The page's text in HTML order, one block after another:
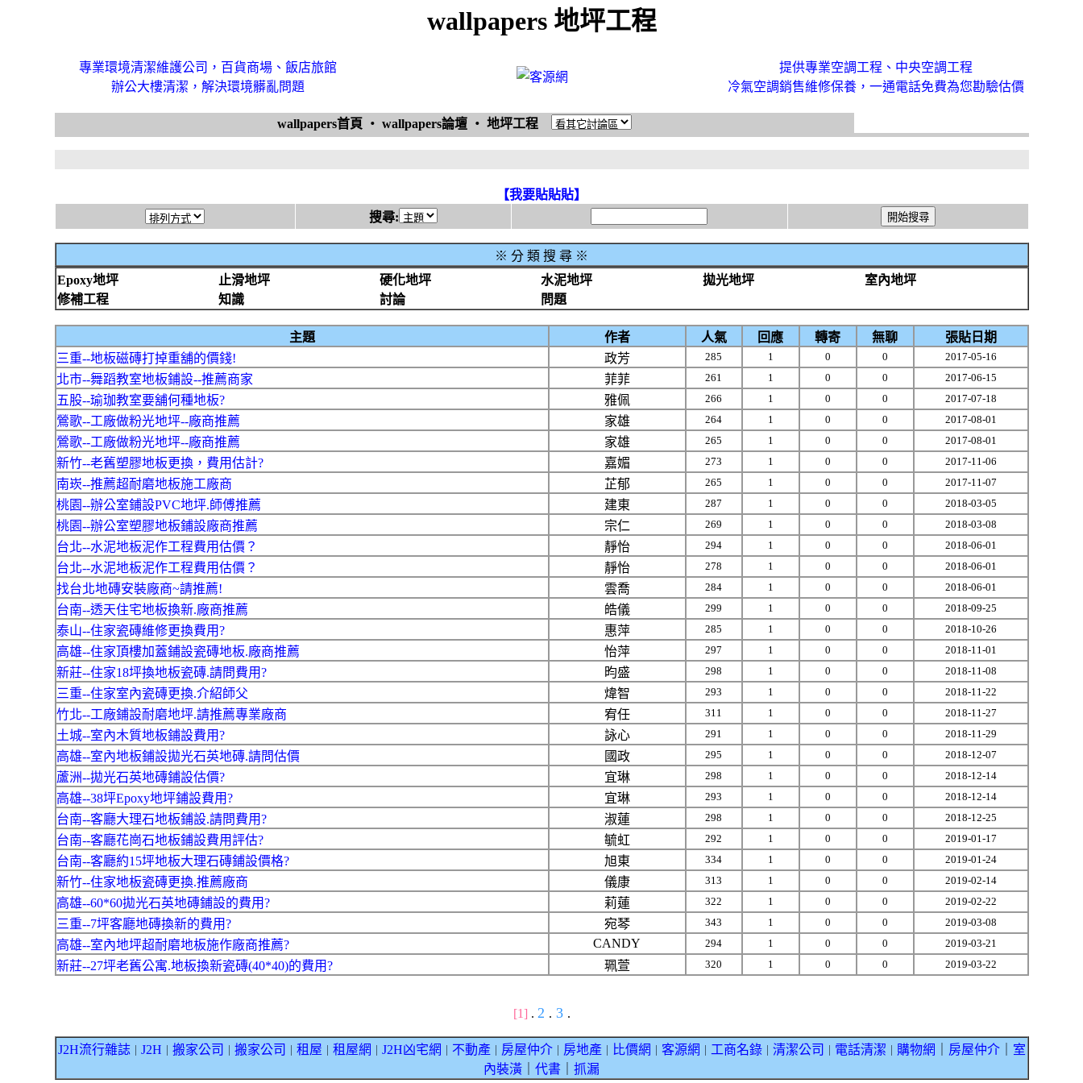
wallpapers 地坪工程
專業環境清潔維護公司，百貨商場、飯店旅館
辦公大樓清潔，解決環境髒亂問題
提供專業空調工程、中央空調工程
冷氣空調銷售維修保養，一通電話免費為您勘驗估價
wallpapers首頁 ‧ wallpapers論壇 ‧ 地坪工程
【我要貼貼貼】
搜尋:
※ 分 類 搜 尋 ※
Epoxy地坪
止滑地坪 硬化地坪 水泥地坪 拋光地坪
室內地坪
修補工程
知識 討論 問題
主題 作者 人氣 回應 轉寄 無聊
張貼日期
三重--地板磁磚打掉重舖的價錢!
政芳 285 1 0 0 2017-05-16
北市--舞蹈教室地板鋪設--推薦商家 菲菲 261 1 0 0 2017-06-15
五股--瑜珈教室要舖何種地板? 雅佩 266 1 0 0 2017-07-18
鶯歌--工廠做粉光地坪--廠商推薦 家雄 264 1 0 0 2017-08-01
鶯歌--工廠做粉光地坪--廠商推薦 家雄 265 1 0 0 2017-08-01
新竹--老舊塑膠地板更換，費用估計? 嘉媚 273 1 0 0 2017-11-06
南崁--推薦超耐磨地板施工廠商 芷郁 265 1 0 0 2017-11-07
桃園--辦公室鋪設PVC地坪.師傅推薦 建東 287 1 0 0 2018-03-05
桃園--辦公室塑膠地板鋪設廠商推薦 宗仁 269 1 0 0 2018-03-08
台北--水泥地板泥作工程費用估價？ 靜怡 294 1 0 0 2018-06-01
台北--水泥地板泥作工程費用估價？ 靜怡 278 1 0 0 2018-06-01
找台北地磚安裝廠商~請推薦! 雲喬 284 1 0 0 2018-06-01
台南--透天住宅地板換新.廠商推薦 皓儀 299 1 0 0 2018-09-25
泰山--住家瓷磚維修更換費用? 惠萍 285 1 0 0 2018-10-26
高雄--住家頂樓加蓋鋪設瓷磚地板.廠商推薦 怡萍 297 1 0 0 2018-11-01
新莊--住家18坪換地板瓷磚.請問費用? 昀盛 298 1 0 0 2018-11-08
三重--住家室內瓷磚更換.介紹師父 煒智 293 1 0 0 2018-11-22
竹北--工廠鋪設耐磨地坪.請推薦專業廠商 宥任 311 1 0 0 2018-11-27
土城--室內木質地板鋪設費用? 詠心 291 1 0 0 2018-11-29
高雄--室內地板鋪設拋光石英地磚.請問估價 國政 295 1 0 0 2018-12-07
蘆洲--拋光石英地磚鋪設估價? 宜琳 298 1 0 0 2018-12-14
高雄--38坪Epoxy地坪鋪設費用? 宜琳 293 1 0 0 2018-12-14
台南--客廳大理石地板鋪設.請問費用? 淑蓮 298 1 0 0 2018-12-25
台南--客廳花崗石地板鋪設費用評估? 毓虹 292 1 0 0 2019-01-17
台南--客廳約15坪地板大理石磚鋪設價格? 旭東 334 1 0 0 2019-01-24
新竹--住家地板瓷磚更換.推薦廠商 儀康 313 1 0 0 2019-02-14
高雄--60*60拋光石英地磚鋪設的費用? 莉蓮 322 1 0 0 2019-02-22
三重--7坪客廳地磚換新的費用? 宛琴 343 1 0 0 2019-03-08
高雄--室內地坪超耐磨地板施作廠商推薦? CANDY 294 1 0 0 2019-03-21
新莊--27坪老舊公寓.地板換新瓷磚(40*40)的費用? 珮萱 320 1 0 0 2019-03-22
[1] . 2 . 3 .
J2H流行雜誌｜ J2H 搬家公司 搬家公司 租屋 租屋網 J2H凶宅網 不動產｜ 房屋仲介｜ 房地產｜ 比價網 客源網 工商名錄｜ 清潔公司 電話清潔 購物網 房屋仲介｜ 室
內裝潢
代書 抓漏